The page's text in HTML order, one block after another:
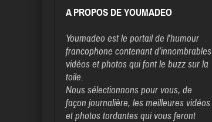
A PROPOS DE YOUMADEO
Youmadeo est le portail de l’humour
francophone contenant d’innombrables
vidéos et photos qui font le buzz sur la
toile.
Nous sélectionnons pour vous, de
façon journalière, les meilleures vidéos
et photos tordantes qui vous feront